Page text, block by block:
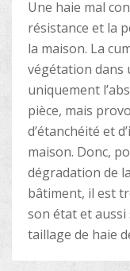
Une haie mal
résistance et la
la maison. La
végétation dans
uniquement
pièce, mais
d’étanchéité et
maison. Donc,
dégradation de
bâtiment, il est
son état et
taillage de haie